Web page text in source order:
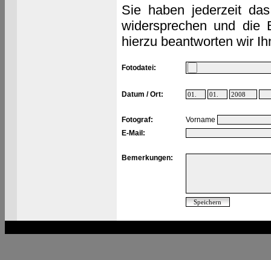
Sie haben jederzeit
widersprechen und die
hierzu beantworten wir
Fotodatei:
Datum / Ort:
Fotograf:
Vorname
E-Mail:
Bemerkungen: